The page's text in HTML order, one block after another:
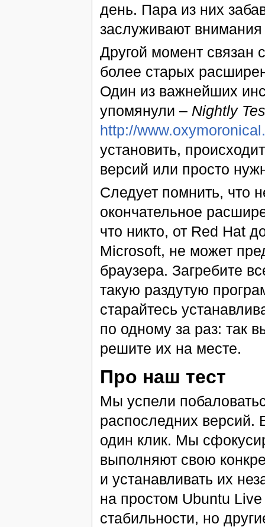
день. Пара из них
заслуживают внимания
Другой момент связан
более старых
Один из важнейших
упомянули – Nightly
http://
установить,
версий или просто
Следует помнить, что
окончательное
что никто, от Red Hat
Microsoft, не может
браузера. Загребите
такую раздутую
старайтесь
по одному за раз: так
решите их на месте.
Про наш тест
Мы успели
распоследних версий.
один клик. Мы
выполняют свою
и устанавливать их
на простом Ubuntu
стабильности, но